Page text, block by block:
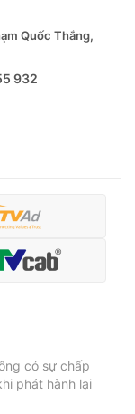
Quốc Thắng,
932
có sự chấp
phát hành lại